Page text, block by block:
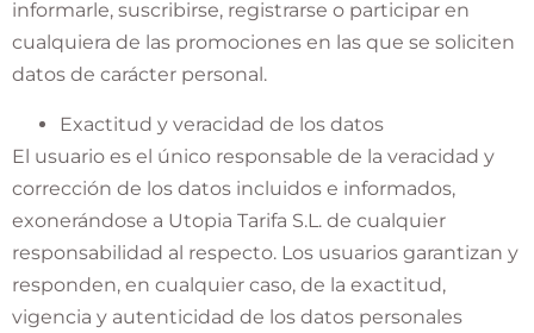
informarle, suscribirse, registrarse o participar en
cualquiera de las promociones en las que se soliciten
datos de carácter personal.
Exactitud y veracidad de los datos
El usuario es el único responsable de la veracidad y
corrección de los datos incluidos e informados,
exonerándose a Utopia Tarifa S.L. de cualquier
responsabilidad al respecto. Los usuarios garantizan y
responden, en cualquier caso, de la exactitud,
vigencia y autenticidad de los datos personales